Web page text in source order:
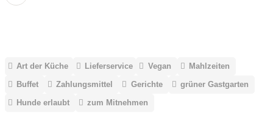
Art der Küche Lieferservice Vegan
Mahlzeiten
Buffet
Zahlungsmittel Gerichte
grüner Gastgarten
Hunde erlaubt
zum Mitnehmen